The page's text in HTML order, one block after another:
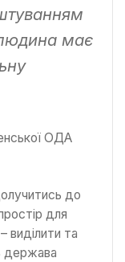
має
ОДА
до
для
виділити та
держава